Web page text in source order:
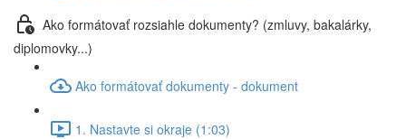
Ako formátovať rozsiahle dokumenty? (zmluvy, bakalárky,
diplomovky...)
Ako formátovať dokumenty - dokument
1. Nastavte si okraje (1:03)